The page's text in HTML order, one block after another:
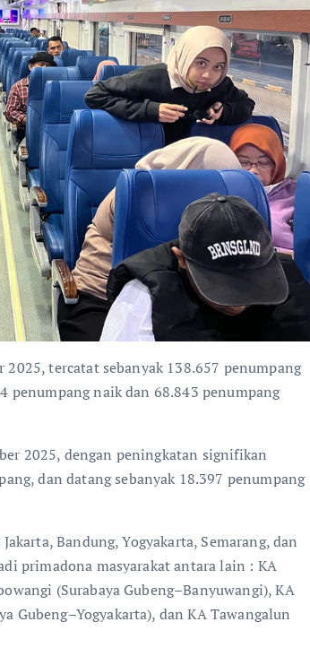
tercatat sebanyak 138.657 penumpang
penumpang naik dan 68.843 penumpang
2025, dengan peningkatan signifikan
dan datang sebanyak 18.397 penumpang
Bandung, Yogyakarta, Semarang, dan
primadona masyarakat antara lain : KA
(Surabaya Gubeng–Banyuwangi), KA
Gubeng–Yogyakarta), dan KA Tawangalun